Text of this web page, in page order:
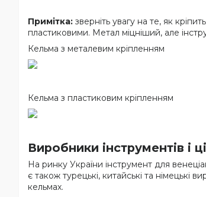
Примітка: зверніть увагу на те, як
пластиковими. Метал міцніший, але
Кельма з металевим кріпленням
Кельма з пластиковим кріпленням
Виробники інструментів і
На ринку України інструмент для
є також турецькі, китайські та
кельмах.